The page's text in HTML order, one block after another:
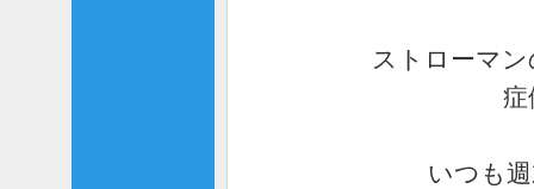
ストローマ
症
いつも